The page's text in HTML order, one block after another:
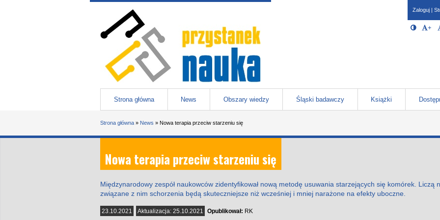
Przejdź do treści
Menu główne
Strona główna News Obszary wiedzy Śląski badawczy Książki
Zaloguj |
Opcje
Włącz/
+
Strona główna » News » Nowa terapia przeciw starzeniu się
Nowa terapia przeciw starzeniu się
Międzynarodowy zespół naukowców zidentyfikował nową metodę usuwania starzejących się komórek. Liczą
związane z nim schorzenia będą skuteczniejsze niż wcześniej i mniej narażone na efekty uboczne.
23.10.2021 Aktualizacja: 25.10.2021 Opublikował: RK